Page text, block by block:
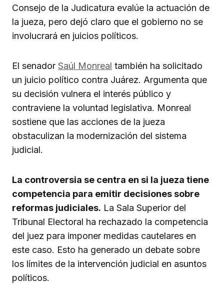
Consejo de la Judicatura evalúe la actuación de
la jueza, pero dejó claro que el gobierno no se
involucrará en juicios políticos.
El senador Saúl Monreal también ha solicitado
un juicio político contra Juárez. Argumenta que
su decisión vulnera el interés público y
contraviene la voluntad legislativa. Monreal
sostiene que las acciones de la jueza
obstaculizan la modernización del sistema
judicial.
La controversia se centra en si la jueza tiene
competencia para emitir decisiones sobre
reformas judiciales. La Sala Superior del
Tribunal Electoral ha rechazado la competencia
del juez para imponer medidas cautelares en
este caso. Esto ha generado un debate sobre
los límites de la intervención judicial en asuntos
políticos.